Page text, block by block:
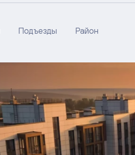
Подъезды Район